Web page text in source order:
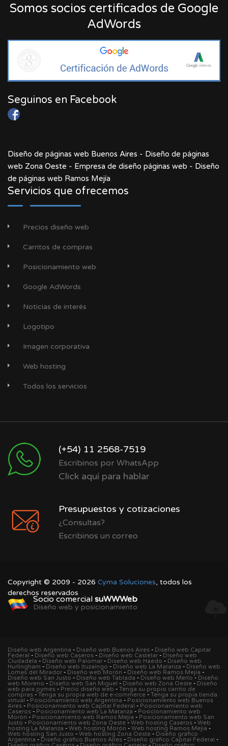
Somos socios certificados de Google
AdWords
Seguinos en Facebook
Diseño de páginas web Buenos Aires - Diseño de páginas
web Zona Oeste - Empresa de diseño páginas web - Diseño
de páginas web Ramos Mejía
Servicios que ofrecemos
Precios diseño web
Carritos de compras
Posicionamiento web
Google AdWords
Noticias de interés
Logotipo
Imagen corporativa
Web hosting
Todos los servicios
(+54) 11 2568-7519
Escribinos por WhatsApp
Click aquí para hablar
Presupuestos y cotizaciones
¿Consultas?
Escribinos un correo
Copyright © 2009 - 2026 Cyma Soluciones, todos los
derechos reservados
Socio comercial suWWWeb
Diseño web y posicionamiento
Diseño web Argentina - Diseño web Buenos Aires - Diseño web Capital
Federal - Diseño web Caseros - Diseño web Castelar - Diseño web
Ciudadela - Diseño web Palomar - Diseño web Haedo - Diseño web
Hurlingham - Diseño web Ituzaingo - Diseño web La Matanza - Diseño web
Lomas del Mirador - Diseño web Morón - Diseño web Ramos Mejía -
Diseño web San Justo - Diseño web Tablada - Diseño web Merlo - Diseño
web Moreno - Diseño web San Miguel - Diseño web Zona Oeste - Diseño
web para pymes - Precio diseño web - Tenga su propio carrito de
compras - Tenga su propia web de e-commerce - Tenga su propia tienda
virtual - Posicionamiento web Argentina - Posicionamiento web Buenos
Aires - Posicionamiento web Capital Federal - Posicionamiento web
Caseros - Posicionamiento web La Matanza - Posicionamiento web
Morón - Posicionamiento web Ramos Mejía - Posicionamiento web San
Justo - Posicionamiento web Zona Oeste - Web hosting Caseros - Web
hosting La Matanza - Web hosting Morón - Web hosting Ramos Mejía -
Web hosting San Justo - Web hosting Zona Oeste - Diseño gráfico
Argentina - Diseño gráfico Buenos Aires - Diseño gráfico Capital Federal -